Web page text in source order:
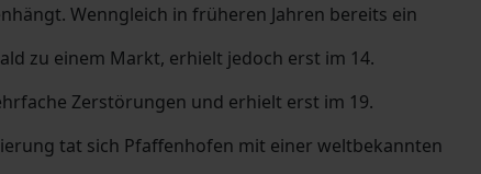
Wenngleich in früheren Jahren bereits ein
zu einem Markt, erhielt jedoch erst im 14.
Zerstörungen und erhielt erst im 19.
tat sich Pfaffenhofen mit einer weltbekannten